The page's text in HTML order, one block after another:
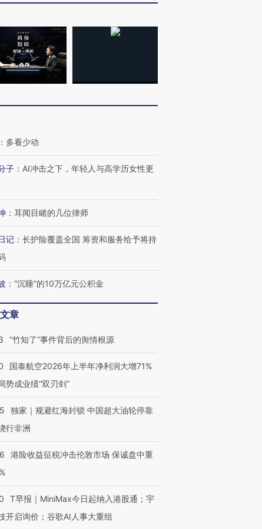
走私7万
体内含3种
泽连斯基密集出访美英 索
要防空导弹“救急”
四届链博
“链”接产
： 多看少动
子 ： AI冲击之下，年轻人与高学历女性更
： 耳闻目睹的几位律师
记 ： 长护险覆盖全国 筹资和服务给予将持
： “沉睡”的10万亿元公积金
章
“竹知了”事件背后的舆情根源
国泰航空2026年上半年净利润大增71%
势成业绩“双刃剑”
独家｜规避红海封锁 中国超大油轮停靠
行非洲
港险收益征税冲击伦敦市场 保诚盘中重
T早报｜MiniMax今日起纳入港股通；宇
开启询价；谷歌AI人事大重组